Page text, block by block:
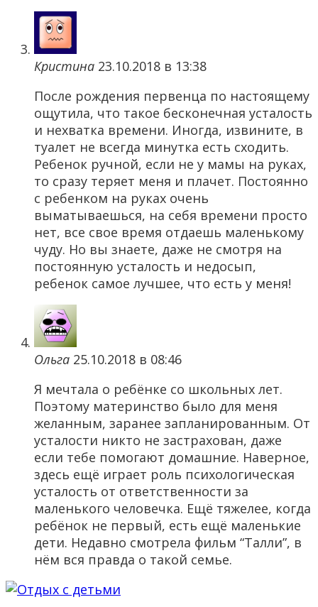
Кристина 23.10.2018 в 13:38
После рождения первенца по настоящему
ощутила, что такое бесконечная усталость
и нехватка времени. Иногда, извините, в
туалет не всегда минутка есть сходить.
Ребенок ручной, если не у мамы на руках,
то сразу теряет меня и плачет. Постоянно
с ребенком на руках очень
выматываешься, на себя времени просто
нет, все свое время отдаешь маленькому
чуду. Но вы знаете, даже не смотря на
постоянную усталость и недосып,
ребенок самое лучшее, что есть у меня!
Ольга 25.10.2018 в 08:46
Я мечтала о ребёнке со школьных лет.
Поэтому материнство было для меня
желанным, заранее запланированным. От
усталости никто не застрахован, даже
если тебе помогают домашние. Наверное,
здесь ещё играет роль психологическая
усталость от ответственности за
маленького человечка. Ещё тяжелее, когда
ребёнок не первый, есть ещё маленькие
дети. Недавно смотрела фильм “Талли”, в
нём вся правда о такой семье.